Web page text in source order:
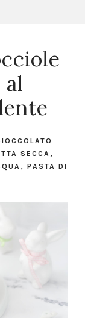
al
SECCA ,
,PASTA DI